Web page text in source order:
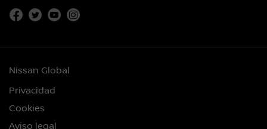
Nissan Global
Privacidad
Cookies
Aviso legal